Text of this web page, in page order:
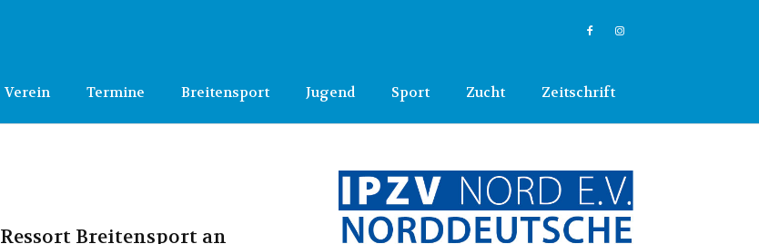
Verein Termine Breitensport Jugend Sport Zucht Zeitschrift
Ressort Breitensport an